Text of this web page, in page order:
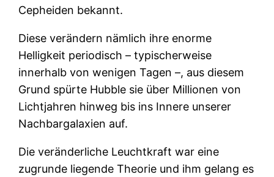
Cepheiden bekannt.
Diese verändern nämlich ihre enorme
Helligkeit periodisch – typischerweise
innerhalb von wenigen Tagen –, aus diesem
Grund spürte Hubble sie über Millionen von
Lichtjahren hinweg bis ins Innere unserer
Nachbargalaxien auf.
Die veränderliche Leuchtkraft war eine
zugrunde liegende Theorie und ihm gelang es